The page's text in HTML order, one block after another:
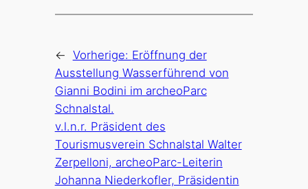
← Vorherige: Eröffnung der
Ausstellung Wasserführend von
Gianni Bodini im archeoParc
Schnalstal.
v.l.n.r. Präsident des
Tourismusverein Schnalstal Walter
Zerpelloni, archeoParc-Leiterin
Johanna Niederkofler, Präsidentin